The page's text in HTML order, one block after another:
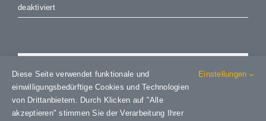
deaktiviertfür
E554042
Share This Story, Choose Your
Platform!
Facebook
X BlueskyRedditLinkedInWhatsAppTelegram
Diese Seite verwendet funktionale und
einwilligungsbedürftige Cookies und Technologien
von Drittanbietern. Durch Klicken auf "Alle
akzeptieren" stimmen Sie der Verarbeitung Ihrer
Einstellungen